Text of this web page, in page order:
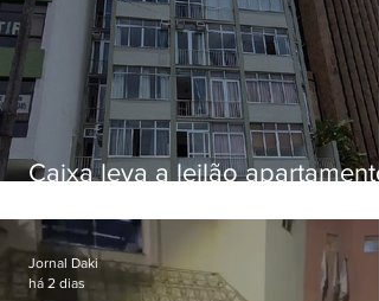
Caixa leva a leilão apartamento
Botafogo
Jornal Daki
há 2 dias